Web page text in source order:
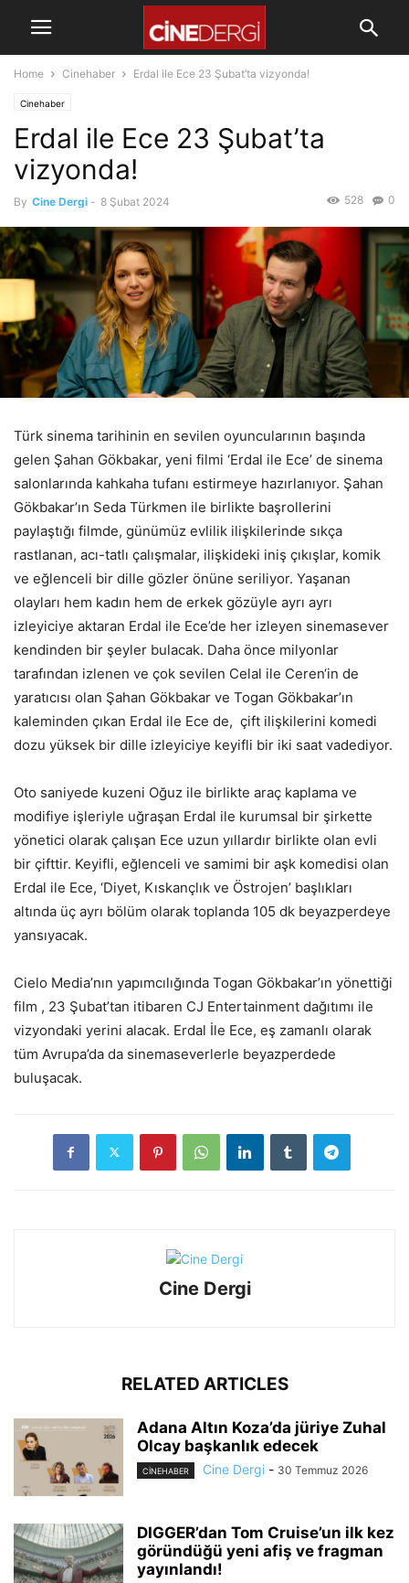
Home Cinehaber Erdal ile Ece 23 Şubat’ta vizyonda!
Cinehaber
Erdal ile Ece 23 Şubat’ta
vizyonda!
By Cine Dergi - 8 Şubat 2024 0
528
Türk sinema tarihinin en sevilen oyuncularının başında
gelen Şahan Gökbakar, yeni filmi ‘Erdal ile Ece’ de sinema
salonlarında kahkaha tufanı estirmeye hazırlanıyor. Şahan
Gökbakar’ın Seda Türkmen ile birlikte başrollerini
paylaştığı filmde, günümüz evlilik ilişkilerinde sıkça
rastlanan, acı-tatlı çalışmalar, ilişkideki iniş çıkışlar, komik
ve eğlenceli bir dille gözler önüne seriliyor. Yaşanan
olayları hem kadın hem de erkek gözüyle ayrı ayrı
izleyiciye aktaran Erdal ile Ece’de her izleyen sinemasever
kendinden bir şeyler bulacak. Daha önce milyonlar
tarafından izlenen ve çok sevilen Celal ile Ceren‘in de
yaratıcısı olan Şahan Gökbakar ve Togan Gökbakar’ın
kaleminden çıkan Erdal ile Ece de, çift ilişkilerini komedi
dozu yüksek bir dille izleyiciye keyifli bir iki saat vadediyor.
Oto saniyede kuzeni Oğuz ile birlikte araç kaplama ve
modifiye işleriyle uğraşan Erdal ile kurumsal bir şirkette
yönetici olarak çalışan Ece uzun yıllardır birlikte olan evli
bir çifttir. Keyifli, eğlenceli ve samimi bir aşk komedisi olan
Erdal ile Ece, ‘Diyet, Kıskançlık ve Östrojen’ başlıkları
altında üç ayrı bölüm olarak toplanda 105 dk beyazperdeye
yansıyacak.
Cielo Media’nın yapımcılığında Togan Gökbakar’ın yönettiği
film , 23 Şubat’tan itibaren CJ Entertainment dağıtımı ile
vizyondaki yerini alacak. Erdal İle Ece, eş zamanlı olarak
tüm Avrupa’da da sinemaseverlerle beyazperdede
buluşacak.
Cine Dergi
RELATED ARTICLES
Adana Altın Koza’da jüriye Zuhal
Olcay başkanlık edecek
CINEHABER Cine Dergi - 30 Temmuz 2026
DIGGER’dan Tom Cruise’un ilk kez
göründüğü yeni afiş ve fragman
yayınlandı!